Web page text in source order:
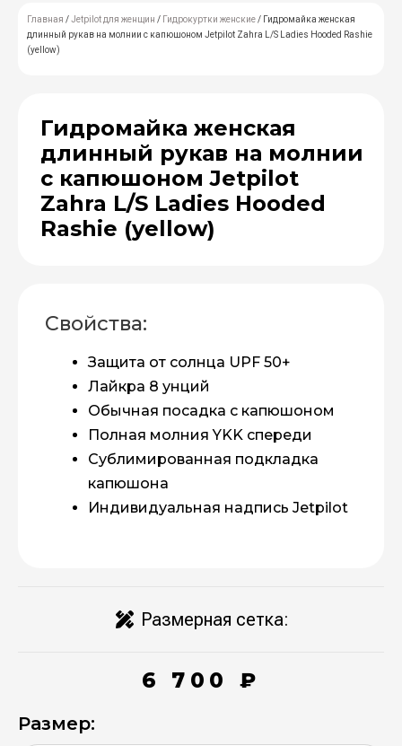
Главная /Jetpilot для женщин / Гидрокуртки женские/ Гидромайка женская
длинный рукав на молнии с капюшоном Jetpilot Zahra L/S Ladies Hooded Rashie
(yellow)
Гидромайка женская
длинный рукав на молнии
с капюшоном Jetpilot
Zahra L/S Ladies Hooded
Rashie (yellow)
Свойства:
Защита от солнца UPF 50+
Лайкра 8 унций
Обычная посадка с капюшоном
Полная молния YKK спереди
Сублимированная подкладка
капюшона
Индивидуальная надпись Jetpilot
Размерная сетка:
6 700 ₽
Размер:
Количество
товара